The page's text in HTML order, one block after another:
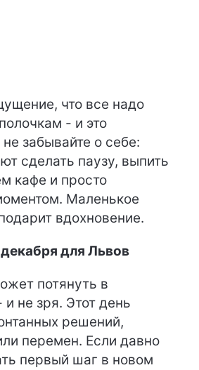
что все надо
- и это
забывайте о себе:
сделать паузу, выпить
кафе и просто
Маленькое
вдохновение.
для Львов
потянуть в
не зря. Этот день
решений,
перемен. Если давно
первый шаг в новом